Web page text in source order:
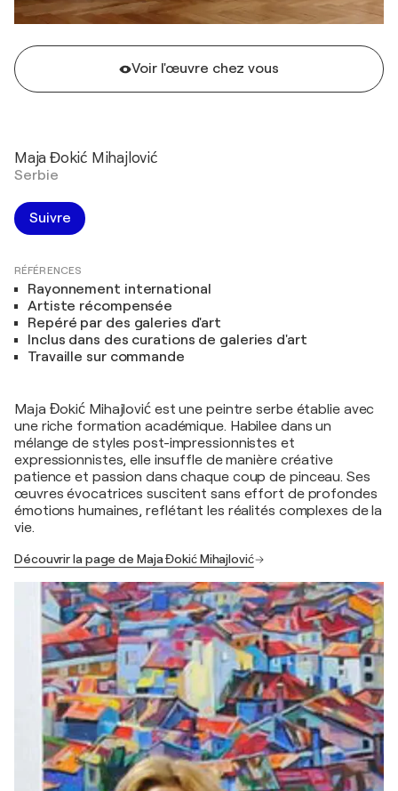
Voir l'œuvre chez vous
Maja Đokić Mihajlović
Serbie
Suivre
RÉFÉRENCES
Rayonnement international
Artiste récompensée
Repéré par des galeries d'art
Inclus dans des curations de galeries d'art
Travaille sur commande
Maja Đokić Mihajlović est une peintre serbe établie avec
une riche formation académique. Habilee dans un
mélange de styles post-impressionnistes et
expressionnistes, elle insuffle de manière créative
patience et passion dans chaque coup de pinceau. Ses
œuvres évocatrices suscitent sans effort de profondes
émotions humaines, reflétant les réalités complexes de la
vie.
Découvrir la page de Maja Đokić Mihajlović